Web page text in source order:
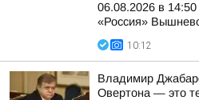
06.08.2026 в
«Россия»
10:12
Владимир
Овертона — это